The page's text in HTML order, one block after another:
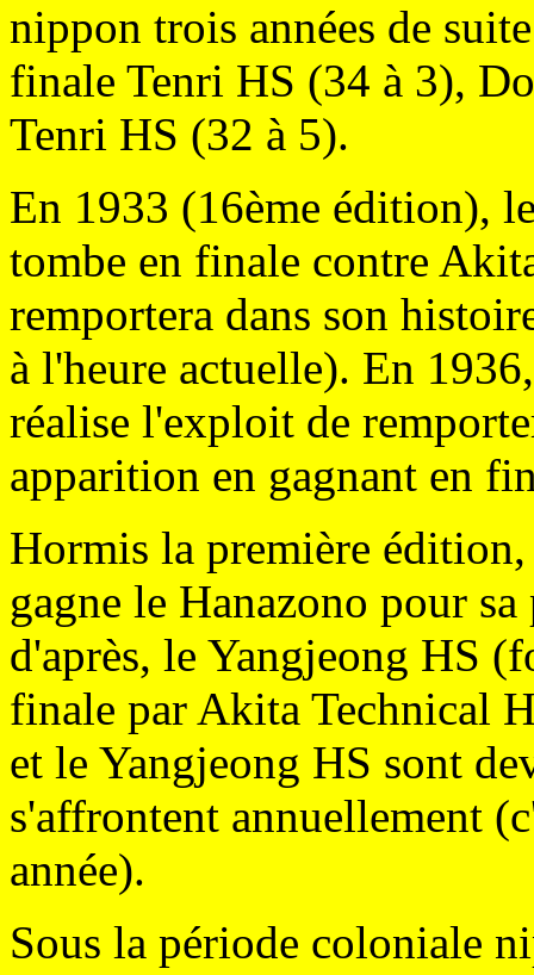
nippon trois années de
finale Tenri HS (34 à 3),
Tenri HS (32 à 5).
En 1933 (16ème édition),
tombe en finale contre
remportera dans son
à l'heure actuelle). En
réalise l'exploit de
apparition en gagnant en
Hormis la première
gagne le Hanazono pour
d'après, le Yangjeong HS
finale par Akita Technical
et le Yangjeong HS sont
s'affrontent annuellement
année).
Sous la période coloniale